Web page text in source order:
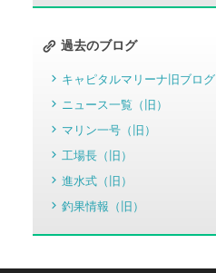
過去のブログ
キャピタルマリーナ旧ブログ
ニュース一覧（旧）
マリン一号（旧）
工場長（旧）
進水式（旧）
釣果情報（旧）